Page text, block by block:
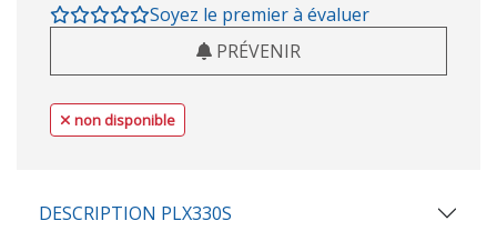
Soyez le premier à évaluer
PRÉVENIR
non disponible
DESCRIPTION PLX330S